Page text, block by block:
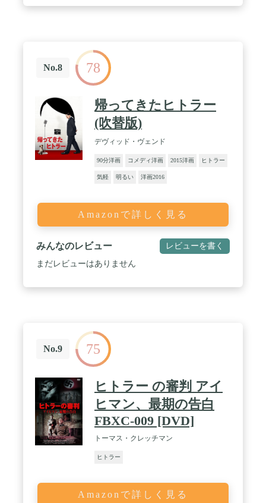
No.8 78
帰ってきたヒトラー
(吹替版)
デヴィッド・ヴェンド
90分洋画 コメディ洋画 2015洋画 ヒトラー
気軽 明るい 洋画2016
Amazonで詳しく見る
みんなのレビュー レビューを書く
まだレビューはありません
No.9 75
ヒトラー の審判 アイ
ヒマン、最期の告白
FBXC-009 [DVD]
トーマス・クレッチマン
ヒトラー
Amazonで詳しく見る